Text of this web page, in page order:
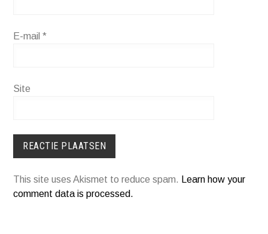
E-mail*
Site
This site uses Akismet to reduce spam. Learn how your
comment data is processed.